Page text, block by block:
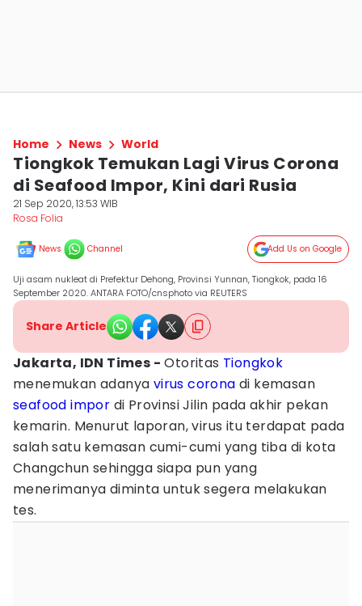
Home News World
Tiongkok Temukan Lagi Virus Corona
di Seafood Impor, Kini dari Rusia
21 Sep 2020, 13:53 WIB
Rosa Folia
News Channel Add Us on Google
Uji asam nukleat di Prefektur Dehong, Provinsi Yunnan, Tiongkok, pada 16
September 2020. ANTARA FOTO/cnsphoto via REUTERS
Share Article
Jakarta, IDN Times - Otoritas Tiongkok
menemukan adanya virus corona di kemasan
seafood impor di Provinsi Jilin pada akhir pekan
kemarin. Menurut laporan, virus itu terdapat pada
salah satu kemasan cumi-cumi yang tiba di kota
Changchun sehingga siapa pun yang
menerimanya diminta untuk segera melakukan
tes.